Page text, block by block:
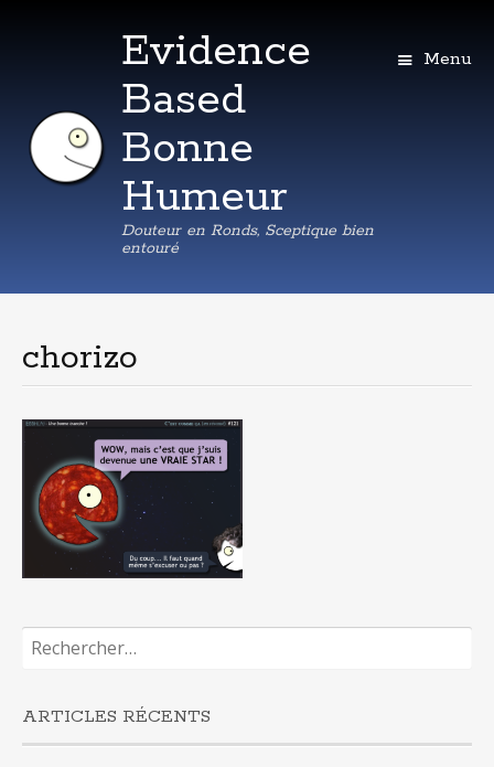
Evidence
Based
Bonne
Humeur
Douteur en Ronds, Sceptique bien
entouré
Menu
principal
chorizo
Rechercher :
ARTICLES RÉCENTS